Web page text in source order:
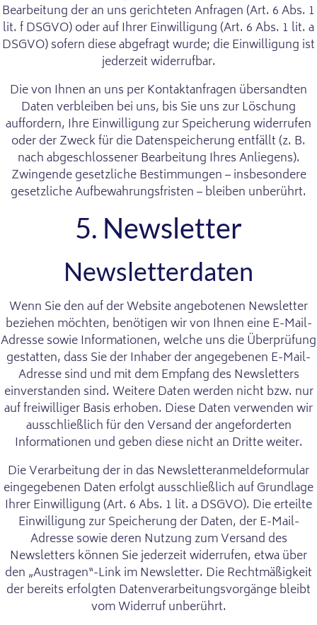
Bearbeitung der an uns gerichteten Anfragen (Art. 6 Abs. 1
lit. f DSGVO) oder auf Ihrer Einwilligung (Art. 6 Abs. 1 lit. a
DSGVO) sofern diese abgefragt wurde; die Einwilligung ist
jederzeit widerrufbar.
Die von Ihnen an uns per Kontaktanfragen übersandten
Daten verbleiben bei uns, bis Sie uns zur Löschung
auffordern, Ihre Einwilligung zur Speicherung widerrufen
oder der Zweck für die Datenspeicherung entfällt (z. B.
nach abgeschlossener Bearbeitung Ihres Anliegens).
Zwingende gesetzliche Bestimmungen – insbesondere
gesetzliche Aufbewahrungsfristen – bleiben unberührt.
5. Newsletter
Newsletter­daten
Wenn Sie den auf der Website angebotenen Newsletter
beziehen möchten, benötigen wir von Ihnen eine E-Mail-
Adresse sowie Informationen, welche uns die Überprüfung
gestatten, dass Sie der Inhaber der angegebenen E-Mail-
Adresse sind und mit dem Empfang des Newsletters
einverstanden sind. Weitere Daten werden nicht bzw. nur
auf freiwilliger Basis erhoben. Diese Daten verwenden wir
ausschließlich für den Versand der angeforderten
Informationen und geben diese nicht an Dritte weiter.
Die Verarbeitung der in das Newsletteranmeldeformular
eingegebenen Daten erfolgt ausschließlich auf Grundlage
Ihrer Einwilligung (Art. 6 Abs. 1 lit. a DSGVO). Die erteilte
Einwilligung zur Speicherung der Daten, der E-Mail-
Adresse sowie deren Nutzung zum Versand des
Newsletters können Sie jederzeit widerrufen, etwa über
den „Austragen“-Link im Newsletter. Die Rechtmäßigkeit
der bereits erfolgten Datenverarbeitungsvorgänge bleibt
vom Widerruf unberührt.